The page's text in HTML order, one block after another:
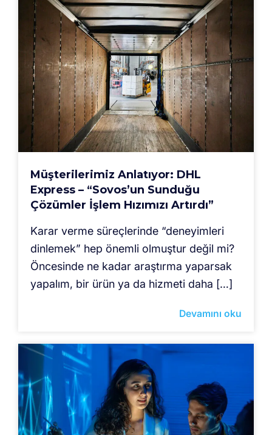
Müşterilerimiz Anlatıyor: DHL
Express – “Sovos’un Sunduğu
Çözümler İşlem Hızımızı Artırdı”
Karar verme süreçlerinde “deneyimleri
dinlemek” hep önemli olmuştur değil mi?
Öncesinde ne kadar araştırma yaparsak
yapalım, bir ürün ya da hizmeti daha […]
Devamını oku